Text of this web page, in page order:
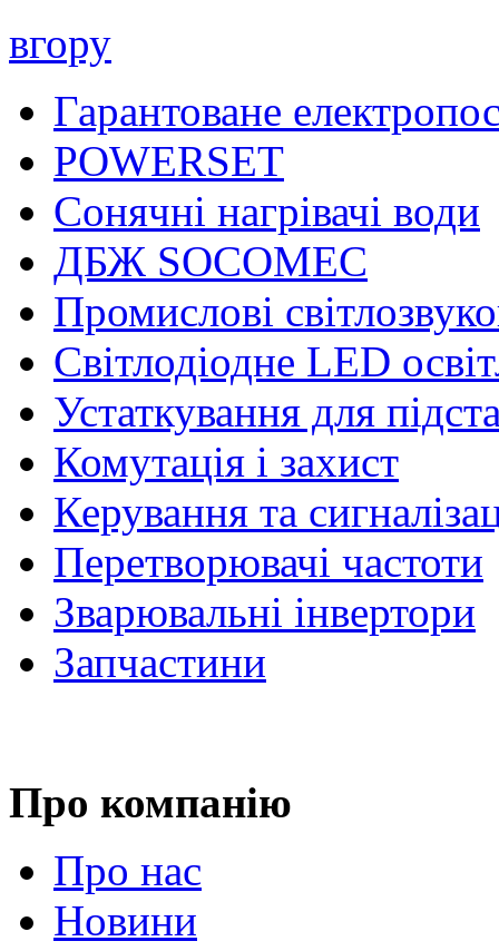
вгору
Гарантоване
POWERSET
Сонячні нагрівачі води
ДБЖ SOCOMEC
Промислові
Світлодіодне LED
Устаткування для
Комутація і захист
Керування та
Перетворювачі частоти
Зварювальні інвертори
Запчастини
Про компанію
Про нас
Новини